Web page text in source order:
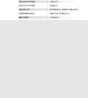
介，直播和播客